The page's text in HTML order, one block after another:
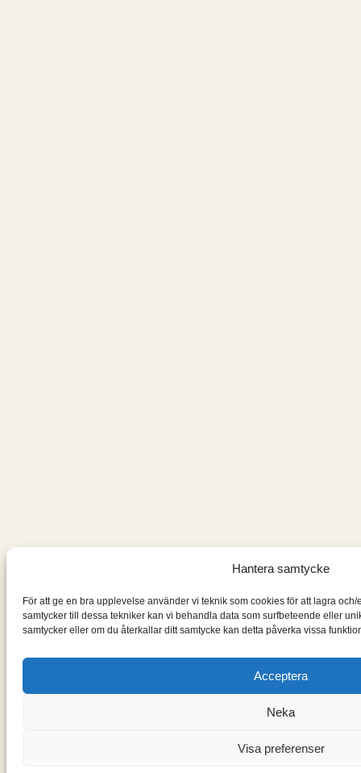
Hantera samtycke
För att ge en bra upplevelse använder vi teknik som cookies för att lagra
samtycker till dessa tekniker kan vi behandla data som surfbeteende eller
samtycker eller om du återkallar ditt samtycke kan detta påverka vissa
Acceptera
Neka
Visa preferenser